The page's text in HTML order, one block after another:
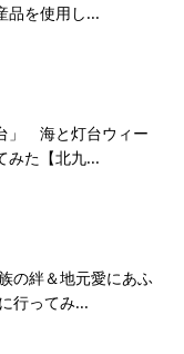
品を使用し...
」 海と灯台ウィー
みた【北九...
の絆＆地元愛にあふ
行ってみ...